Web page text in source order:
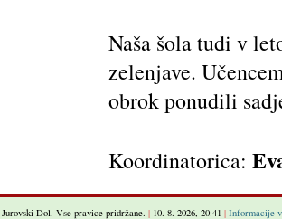
Naša šola tudi v
zelenjave.
obrok ponudili
Koordinatorica:
Dol. Vse pravice pridržane. | 10. 8. 2026, 20:41 | Informacije